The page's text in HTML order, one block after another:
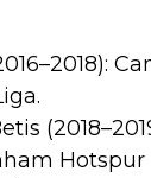
Hotspur